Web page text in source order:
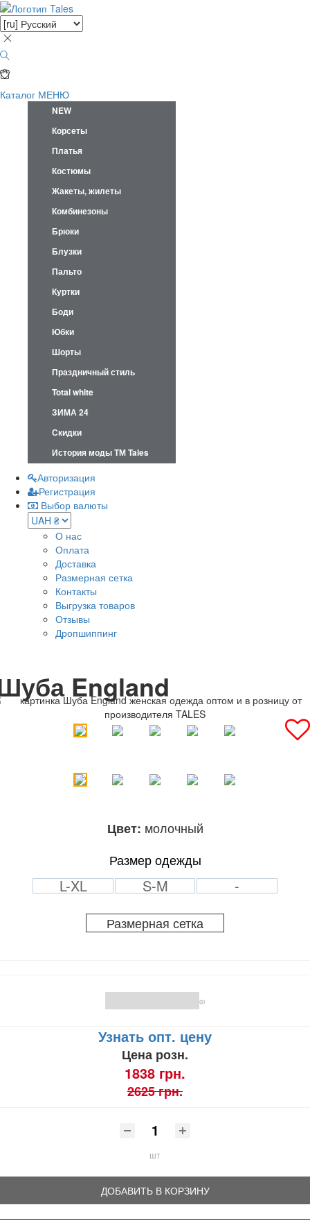
Каталог МЕНЮ
NEW
Корсеты
Платья
Костюмы
Жакеты, жилеты
Комбинезоны
Брюки
Блузки
Пальто
Куртки
Боди
Юбки
Шорты
Праздничный стиль
Total white
ЗИМА 24
Скидки
История моды ТМ Tales
Авторизация
Регистрация
Выбор валюты
О нас
Оплата
Доставка
Размерная сетка
Контакты
Выгрузка товаров
Отзывы
Дропшиппинг
England
Цвет: молочный
Размер одежды
L-XL S-M -
Размерная сетка
(0)
Узнать опт. цену
Цена розн.
1838 грн.
2625 грн.
шт
ДОБАВИТЬ В КОРЗИНУ